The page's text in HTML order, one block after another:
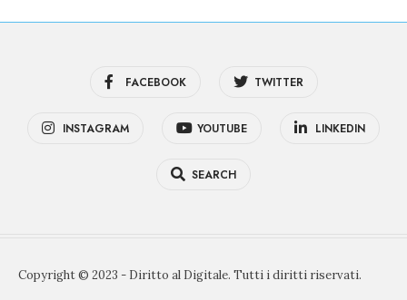
FACEBOOK TWITTER
INSTAGRAM YOUTUBE LINKEDIN
SEARCH
Copyright © 2023 - Diritto al Digitale. Tutti i diritti riservati.